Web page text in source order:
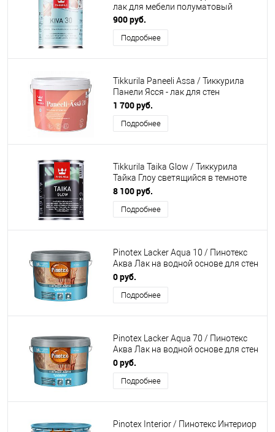
лак для мебели полуматовый
900 руб.
Подробнее
Tikkurila Paneeli Assa / Тиккурила
Панели Ясся - лак для стен
акриловый
1 700 руб.
Подробнее
Tikkurila Taika Glow / Тиккурила
Тайка Глоу светящийся в темноте
лак
8 100 руб.
Подробнее
Pinotex Lacker Aqua 10 / Пинотекс
Аква Лак на водной основе для стен
и мебели матовый
0 руб.
Подробнее
Pinotex Lacker Aqua 70 / Пинотекс
Аква Лак на водной основе для стен
и мебели глянцевый
0 руб.
Подробнее
Pinotex Interior / Пинотекс Интериор